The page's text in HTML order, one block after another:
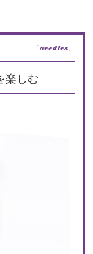
「Needles」
楽しむ